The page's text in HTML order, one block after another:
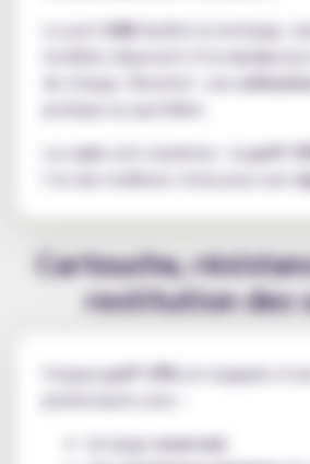
Le port
USB facilite la recharge,
ecran
de charge. Résultat : une
Lesavis sont unanimes : lapuff
Cartouche,
restitution des
Chaquepuff 37K est équipée
Un large reservoir